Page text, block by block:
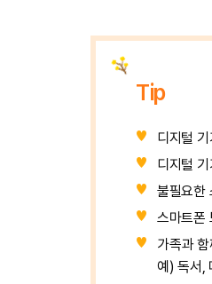
Tip
디지털
디지털
불필요한
스마트폰
가족과
예) 독서,